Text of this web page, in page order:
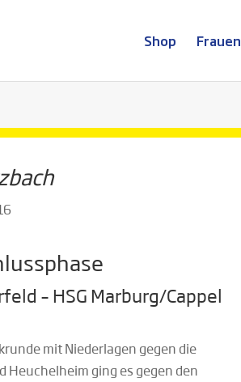
Shop Frauen
– HSG Marburg/Cappel
mit Niederlagen gegen die
ging es gegen den